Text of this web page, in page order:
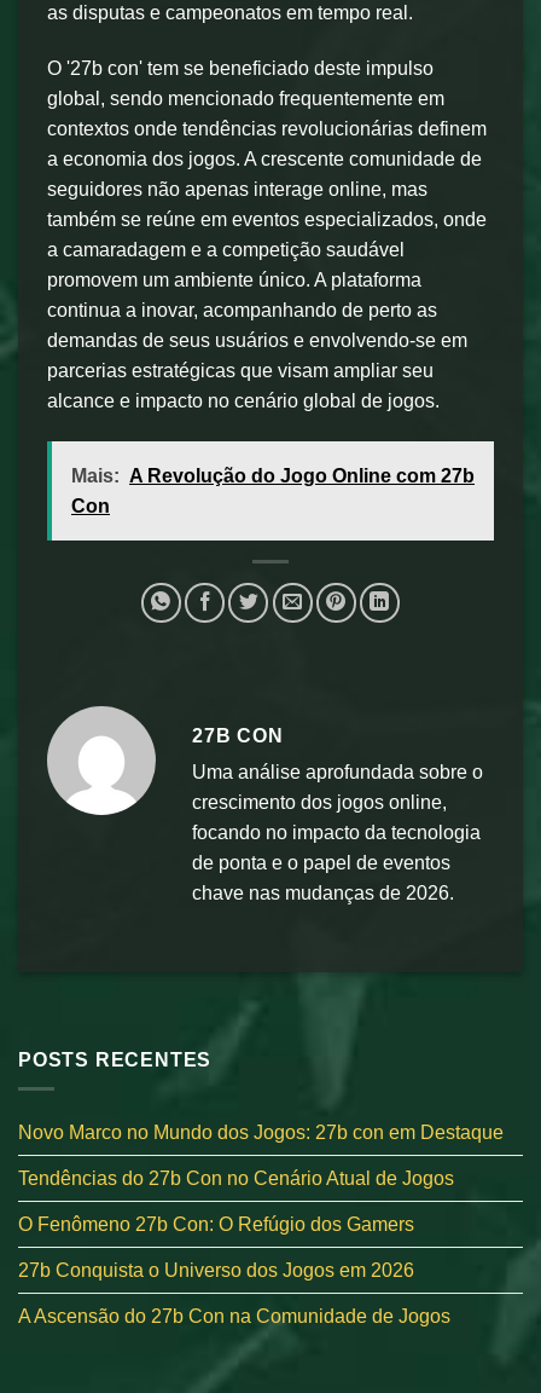
as disputas e campeonatos em tempo real.
O '27b con' tem se beneficiado deste impulso
global, sendo mencionado frequentemente em
contextos onde tendências revolucionárias definem
a economia dos jogos. A crescente comunidade de
seguidores não apenas interage online, mas
também se reúne em eventos especializados, onde
a camaradagem e a competição saudável
promovem um ambiente único. A plataforma
continua a inovar, acompanhando de perto as
demandas de seus usuários e envolvendo-se em
parcerias estratégicas que visam ampliar seu
alcance e impacto no cenário global de jogos.
Mais: A Revolução do Jogo Online com 27b
Con
27B CON
Uma análise aprofundada sobre o
crescimento dos jogos online,
focando no impacto da tecnologia
de ponta e o papel de eventos
chave nas mudanças de 2026.
POSTS RECENTES
Novo Marco no Mundo dos Jogos: 27b con em Destaque
Tendências do 27b Con no Cenário Atual de Jogos
O Fenômeno 27b Con: O Refúgio dos Gamers
27b Conquista o Universo dos Jogos em 2026
A Ascensão do 27b Con na Comunidade de Jogos